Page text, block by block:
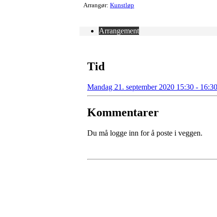
Arrangør: Kunstløp
Arrangement
Tid
Mandag 21. september 2020 15:30 - 16:30
Kommentarer
Du må logge inn for å poste i veggen.